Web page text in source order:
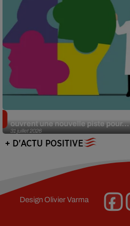
31 juillet 2026
ouvrent une nouvelle piste pour...
+ D'ACTU POSITIVE
DesignOlivier Varma